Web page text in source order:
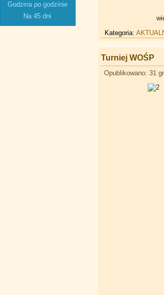
Godzina po godzinie
Na 45 dni
Kategoria:
Turniej WOŚP
Opublikowano: 31